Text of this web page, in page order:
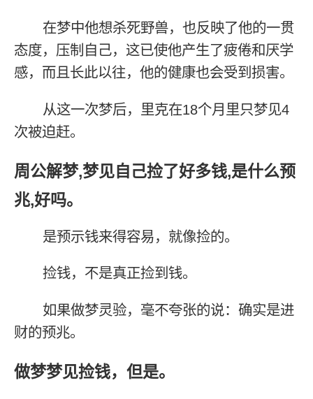
在梦中他想杀死野兽，也反映了他的一贯
态度，压制自己，这已使他产生了疲倦和厌学
感，而且长此以往，他的健康也会受到损害。
从这一次梦后，里克在18个月里只梦见4
次被迫赶。
周公解梦,梦见自己捡了好多钱,是什么预
兆,好吗。
是预示钱来得容易，就像捡的。
捡钱，不是真正捡到钱。
如果做梦灵验，毫不夸张的说：确实是进
财的预兆。
做梦梦见捡钱，但是。